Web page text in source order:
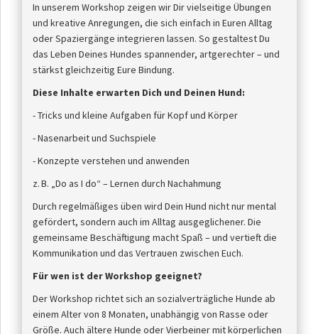
In unserem Workshop zeigen wir Dir vielseitige Übungen
und kreative Anregungen, die sich einfach in Euren Alltag
oder Spaziergänge integrieren lassen. So gestaltest Du
das Leben Deines Hundes spannender, artgerechter – und
stärkst gleichzeitig Eure Bindung.
Diese Inhalte erwarten Dich und Deinen Hund:
- Tricks und kleine Aufgaben für Kopf und Körper
- Nasenarbeit und Suchspiele
- Konzepte verstehen und anwenden
z. B. „Do as I do“ – Lernen durch Nachahmung
Durch regelmäßiges üben wird Dein Hund nicht nur mental
gefördert, sondern auch im Alltag ausgeglichener. Die
gemeinsame Beschäftigung macht Spaß – und vertieft die
Kommunikation und das Vertrauen zwischen Euch.
Für wen ist der Workshop geeignet?
Der Workshop richtet sich an sozialverträgliche Hunde ab
einem Alter von 8 Monaten, unabhängig von Rasse oder
Größe. Auch ältere Hunde oder Vierbeiner mit körperlichen